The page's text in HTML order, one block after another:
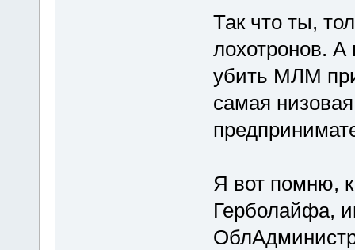
Так что ты,
лохотронов.
убить МЛМ
самая
Я вот помню,
Герболайфа,